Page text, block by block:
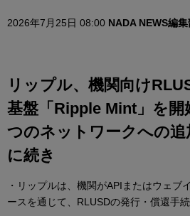
2026年7月25日 08:00 NADA NEWS編集
リップル、機関向け
基盤「Ripple Mint」を
つのネットワークへの追
に続き
・リップルは、機関がAPIまたはウェブ
ースを通じて、RLUSDの発行・償還手続